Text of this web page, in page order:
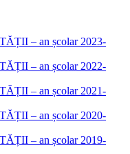
– an școlar 2023-
– an școlar 2022-
– an școlar 2021-
– an școlar 2020-
– an școlar 2019-